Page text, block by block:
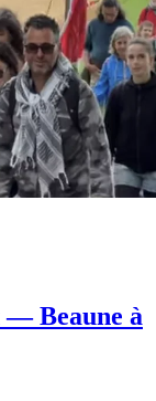
— Beaune à